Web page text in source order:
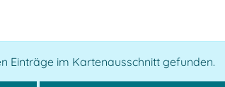
Einträge im Kartenausschnitt gefunden.